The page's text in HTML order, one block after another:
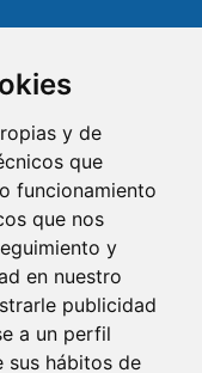
y de
que
funcionamiento
que nos
y
en nuestro
publicidad
a un perfil
sus hábitos de